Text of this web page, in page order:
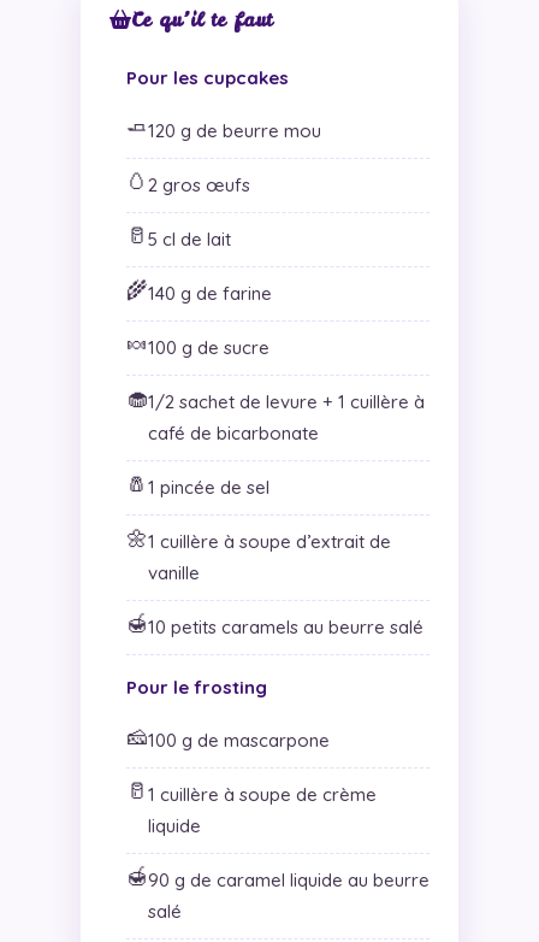
Ce qu’il te faut
Pour les cupcakes
🧈120 g de beurre mou
🥚 2 gros œufs
🥛 5 cl de lait
🌾140 g de farine
🍬100 g de sucre
🧁1/2 sachet de levure + 1 cuillère à
café de bicarbonate
🧂 1 pincée de sel
🌼1 cuillère à soupe d’extrait de
vanille
🍯10 petits caramels au beurre salé
Pour le frosting
🧀100 g de mascarpone
🥛 1 cuillère à soupe de crème
liquide
🍯90 g de caramel liquide au beurre
salé